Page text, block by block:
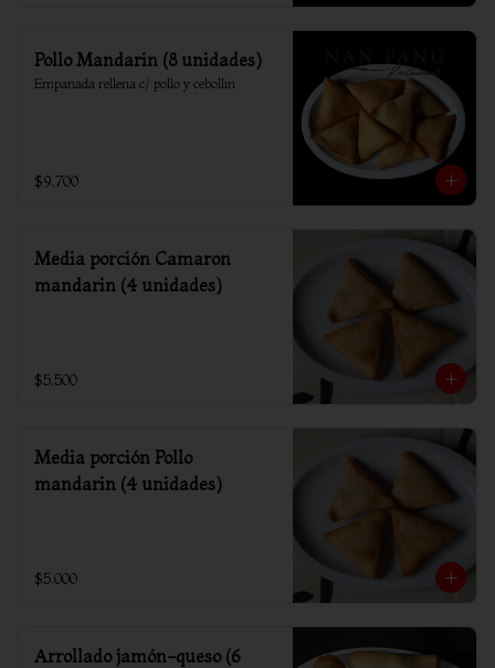
Pollo Mandarin (8 unidades)
Empanada rellena c/ pollo y cebollin
$9.700
Media porción Camaron
mandarin (4 unidades)
$5.500
Media porción Pollo
mandarin (4 unidades)
$5.000
Arrollado jamón-queso (6